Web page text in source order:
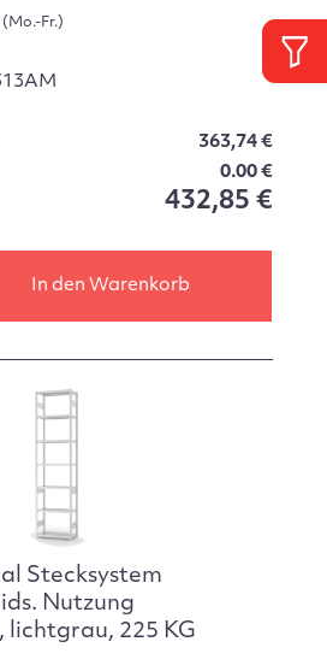
Fr.)
363,74 €
0.00 €
432,85 €
In den Warenkorb
Stecksystem
Nutzung
lichtgrau, 225 KG